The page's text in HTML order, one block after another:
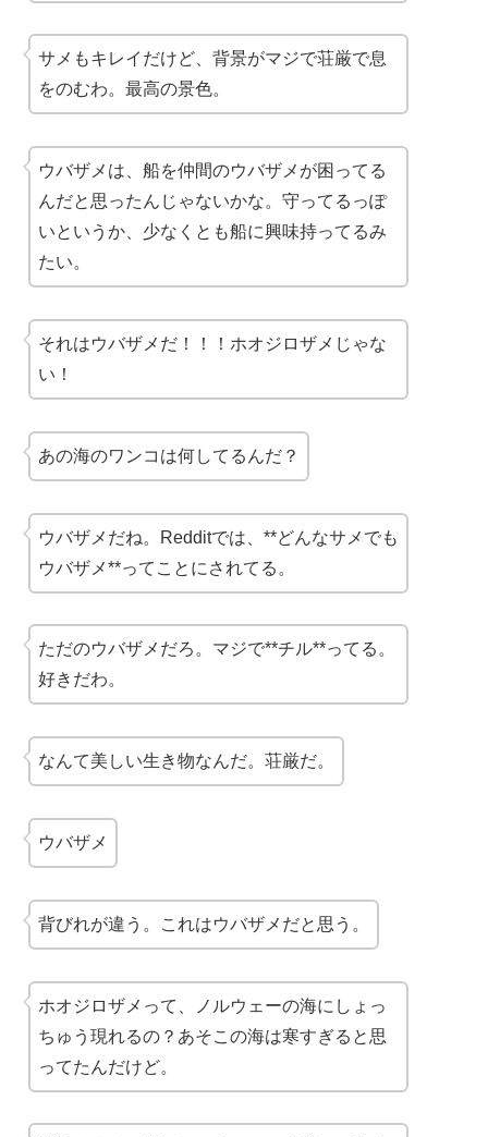
サメもキレイだけど、背景がマジで荘厳で息
をのむわ。最高の景色。
ウバザメは、船を仲間のウバザメが困ってる
んだと思ったんじゃないかな。守ってるっぽ
いというか、少なくとも船に興味持ってるみ
たい。
それはウバザメだ！！！ホオジロザメじゃな
い！
あの海のワンコは何してるんだ？
ウバザメだね。Redditでは、**どんなサメでも
ウバザメ**ってことにされてる。
ただのウバザメだろ。マジで**チル**ってる。
好きだわ。
なんて美しい生き物なんだ。荘厳だ。
ウバザメ
背びれが違う。これはウバザメだと思う。
ホオジロザメって、ノルウェーの海にしょっ
ちゅう現れるの？あそこの海は寒すぎると思
ってたんだけど。